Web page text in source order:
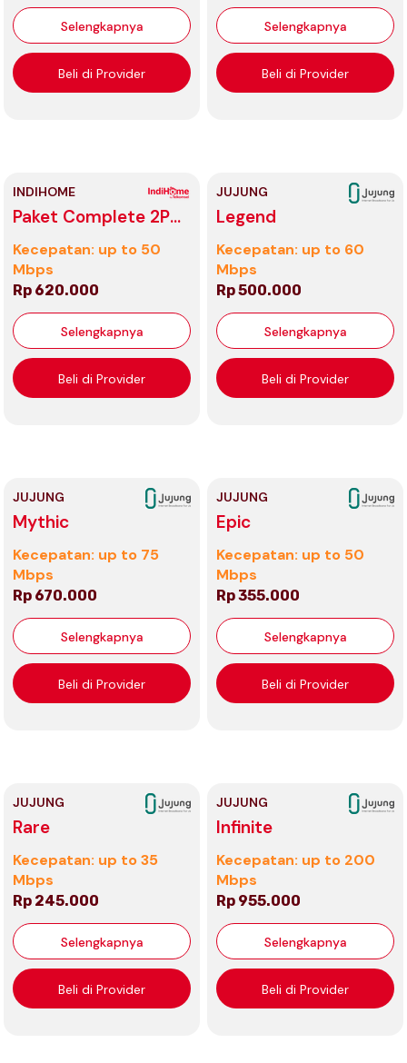
Selengkapnya
Beli di Provider
Selengkapnya
Beli di Provider
INDIHOME
Paket Complete 2P
50 Mbps
Kecepatan: up to 50
Mbps
Rp 620.000
Selengkapnya
Beli di Provider
JUJUNG
Legend
Kecepatan: up to 60
Mbps
Rp 500.000
Selengkapnya
Beli di Provider
JUJUNG
Mythic
Kecepatan: up to 75
Mbps
Rp 670.000
Selengkapnya
Beli di Provider
JUJUNG
Epic
Kecepatan: up to 50
Mbps
Rp 355.000
Selengkapnya
Beli di Provider
JUJUNG
Rare
Kecepatan: up to 35
Mbps
Rp 245.000
Selengkapnya
Beli di Provider
JUJUNG
Infinite
Kecepatan: up to 200
Mbps
Rp 955.000
Selengkapnya
Beli di Provider